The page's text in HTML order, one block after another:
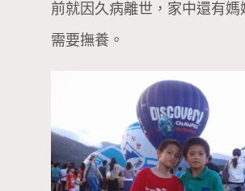
前就因久病離世，家中還有媽
需要撫養。